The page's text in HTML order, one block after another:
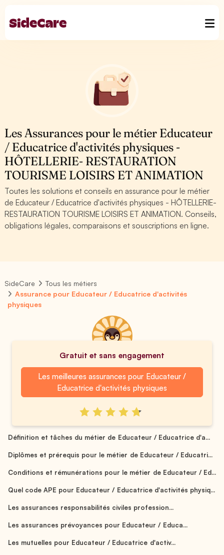
Les Assurances pour le métier Educateur
/ Educatrice d'activités physiques -
HÔTELLERIE- RESTAURATION
TOURISME LOISIRS ET ANIMATION
Toutes les solutions et conseils en assurance pour le métier
de Educateur / Educatrice d'activités physiques - HÔTELLERIE-
RESTAURATION TOURISME LOISIRS ET ANIMATION. Conseils,
obligations légales, comparaisons et souscriptions en ligne.
SideCare
Tous les métiers
Assurance pour Educateur / Educatrice d'activités
physiques
Gratuit et sans engagement
Les meilleures assurances pour Educateur /
Educatrice d'activités physiques
Définition et tâches du métier de Educateur / Educatrice d'a...
Diplômes et prérequis pour le métier de Educateur / Educatri...
Conditions et rémunérations pour le métier de Educateur / Ed...
Quel code APE pour Educateur / Educatrice d'activités physiq...
Les assurances responsabilités civiles profession...
Les assurances prévoyances pour Educateur / Educa...
Les mutuelles pour Educateur / Educatrice d'activ...